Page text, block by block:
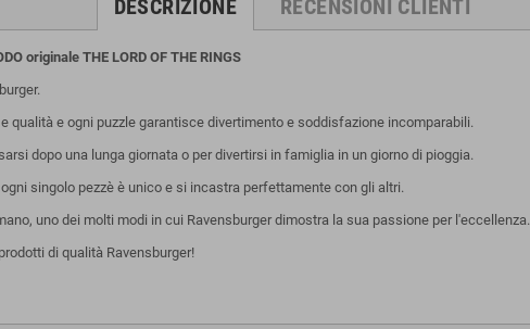
DESCRIZIONE RECENSIONI CLIENTI
originale THE LORD OF THE RINGS
qualità e ogni puzzle garantisce divertimento e soddisfazione incomparabili.
dopo una lunga giornata o per divertirsi in famiglia in un giorno di pioggia.
singolo pezzè è unico e si incastra perfettamente con gli altri.
uno dei molti modi in cui Ravensburger dimostra la sua passione per l'eccellenza.
di qualità Ravensburger!